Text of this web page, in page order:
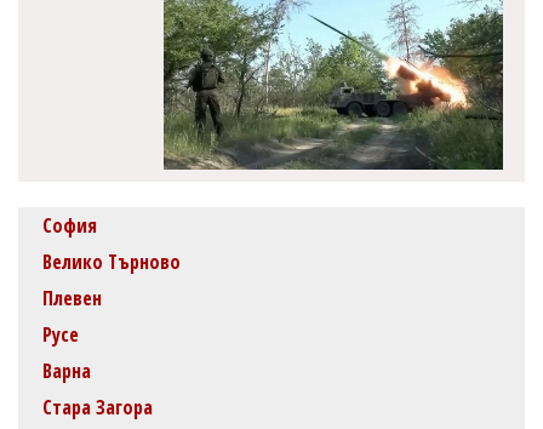
София
Велико Търново
Плевен
Русе
Варна
Стара Загора